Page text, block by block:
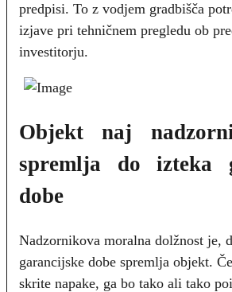
predpisi. To z vodjem gradbišča
izjave pri tehničnem pregledu ob
investitorju.
Objekt naj
spremlja do izteka
dobe
Nadzornikova moralna dolžnost je,
garancijske dobe spremlja objekt.
skrite napake, ga bo tako ali tako